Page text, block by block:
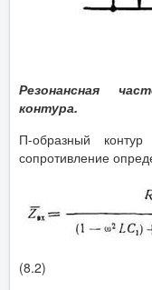
Резонансная
контура.
П-образный
сопротивление
(8.2)